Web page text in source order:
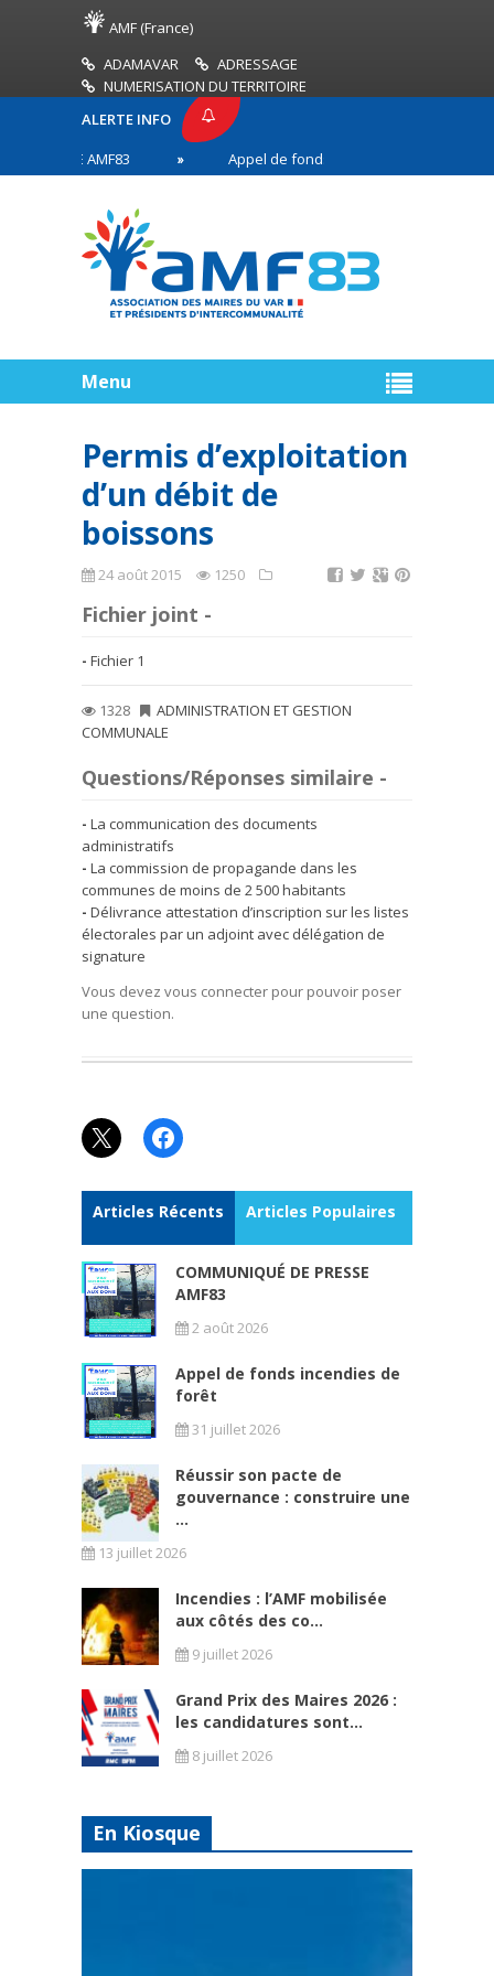
AMF (France)
ADAMAVAR
ADRESSAGE
NUMERISATION DU TERRITOIRE
ALERTE INFO
AMF83
Appel de fonds incendies de forêt
en première ligne
Menu
Permis d’exploitation
d’un débit de
boissons
24 août 2015 1250
Fichier joint -
Fichier 1
1328
ADMINISTRATION ET GESTION
COMMUNALE
Questions/Réponses similaire -
La communication des documents
administratifs
La commission de propagande dans les
communes de moins de 2 500 habitants
Délivrance attestation d’inscription sur les listes
électorales par un adjoint avec délégation de
signature
Vous devez vous connecter pour pouvoir poser
une question.
X Facebook
Articles Récents Articles Populaires
COMMUNIQUÉ DE PRESSE
AMF83
2 août 2026
Appel de fonds incendies de
forêt
31 juillet 2026
Réussir son pacte de
gouvernance : construire une
...
13 juillet 2026
Incendies : l’AMF mobilisée
aux côtés des co...
9 juillet 2026
Grand Prix des Maires 2026 :
les candidatures sont...
8 juillet 2026
En Kiosque